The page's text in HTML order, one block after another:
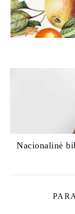
Nacionalinė